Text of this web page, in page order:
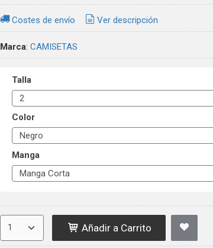
Costes de envío Ver descripción
Marca: CAMISETAS
Talla
Color
Manga
Añadir a Carrito